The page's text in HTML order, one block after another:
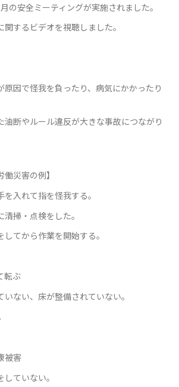
の安全ミーティングが実施されました。
するビデオを視聴しました。
原因で怪我を負ったり、病気にかかったり
油断やルール違反が大きな事故につながり
働災害の例】
を入れて指を怪我する。
掃・点検をした。
てから作業を開始する。
転ぶ
ない、床が整備されていない。
被害
ていない。